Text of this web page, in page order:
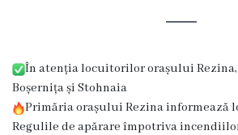
audiență
Primarul
În atenția locuitorilor orașului Rezina,
Boșernița și Stohnaia
Primăria orașului Rezina informează
Regulile de apărare împotriva